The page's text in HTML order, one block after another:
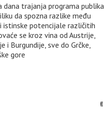
dana trajanja programa publika
da spozna razlike među
istinske potencijale različitih
se kroz vina od Austrije,
i Burgundije, sve do Grčke,
gore
«